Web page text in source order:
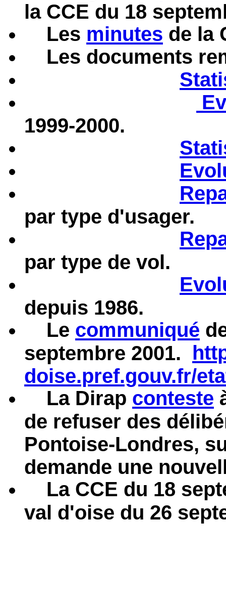
la CCE du 18
Les minutes de la
Les documents
1999-2000.
par type d'usager.
par type de vol.
depuis 1986.
Le communiqué
septembre 2001.
doise.pref.gouv.fr/
La Dirap conteste
de refuser des
Pontoise-Londres,
demande une
La CCE du 18
val d'oise du 26